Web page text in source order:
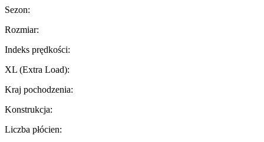
Sezon:
Rozmiar:
Indeks prędkości:
XL (Extra Load):
Kraj pochodzenia:
Konstrukcja:
Liczba płócien: